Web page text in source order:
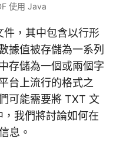
使用 Java
，其中包含以行形
據值被存儲為一系列
存儲為一個或兩個字
台上流行的格式之
可能需要將 TXT 文
我們將討論如何在
息。